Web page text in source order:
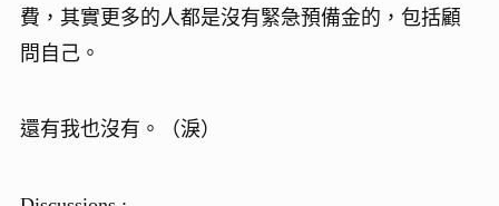
費，其實更多的人都是沒有緊急預備金的，包括顧
問自己。
還有我也沒有。（淚）